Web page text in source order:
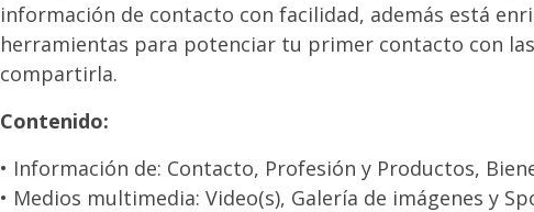
información de contacto con facilidad, además está
herramientas para potenciar tu primer contacto con
compartirla.
Contenido:
• Información de: Contacto, Profesión y Productos,
• Medios multimedia: Video(s), Galería de imágenes y